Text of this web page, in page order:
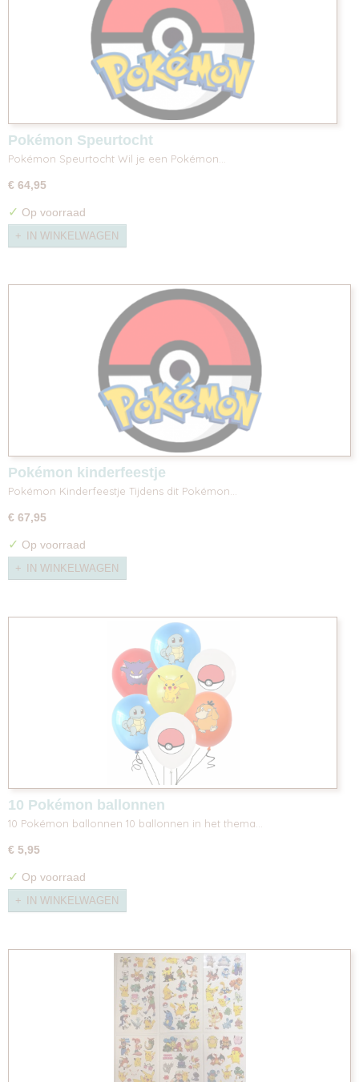
Pokémon Speurtocht
Pokémon Speurtocht Wil je een Pokémon…
€ 64,95
✓ Op voorraad
IN WINKELWAGEN
Pokémon kinderfeestje
Pokémon Kinderfeestje Tijdens dit Pokémon…
€ 67,95
✓ Op voorraad
IN WINKELWAGEN
10 Pokémon ballonnen
10 Pokémon ballonnen 10 ballonnen in het thema…
€ 5,95
✓ Op voorraad
IN WINKELWAGEN